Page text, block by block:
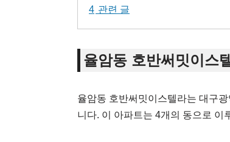
4 관련 글
율암동 호반써밋이스
율암동 호반써밋이스텔라는 대구
니다. 이 아파트는 4개의 동으로 이